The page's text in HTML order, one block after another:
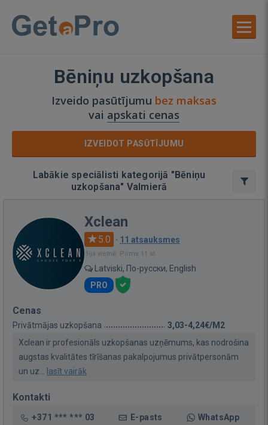
Bēniņu uzkopšana
Izveido pasūtījumu bez maksas
vai apskati cenas
IZVEIDOT PASŪTĪJUMU
Labākie speciālisti kategorijā "Bēniņu
uzkopšana" Valmierā
Xclean
5.0 · 11 atsauksmes
Bija vietnē: Pirms 11 st.
Latviski, По-русски, English
PRO
Cenas
Privātmājas uzkopšana
3,03-4,24€/M2
Xclean ir profesionāls uzkopšanas uzņēmums, kas nodrošina
augstas kvalitātes tīrīšanas pakalpojumus privātpersonām
un uz...
lasīt vairāk
Kontakti
+371 *** *** 03 E-pasts WhatsApp